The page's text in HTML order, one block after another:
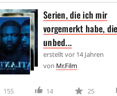
Serien, die ich mir
vorgemerkt habe,
unbed...
erstelltvor 14 Jahren
von Mr.Film
155 14 25